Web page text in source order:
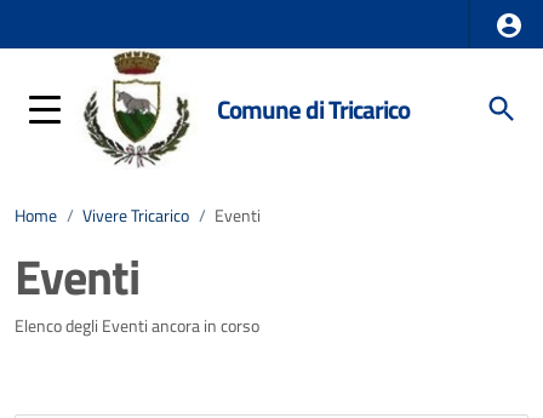
Comune di Tricarico
Home / Vivere Tricarico / Eventi
Eventi
Elenco degli Eventi ancora in corso